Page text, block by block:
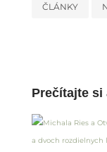
ČLÁNKY
Prečítajte si